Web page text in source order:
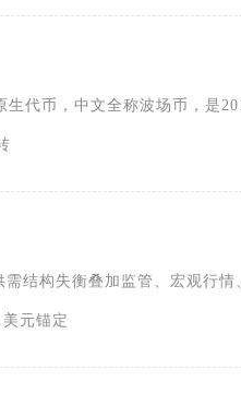
代币，中文全称波场币，是
结构失衡叠加监管、宏观行情
元锚定